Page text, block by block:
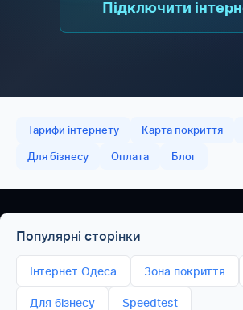
Підключити
Тарифи інтернету Карта покриття
Для бізнесу Оплата Блог
Популярні сторінки
Інтернет Одеса Зона покриття
Для бізнесу Speedtest